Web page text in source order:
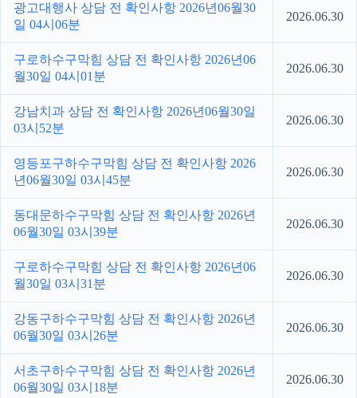
광고대행사 상담 전 확인사항 2026년06월30
일 04시06분
2026.06.30
구로하수구막힘 상담 전 확인사항 2026년06
월30일 04시01분
2026.06.30
강남치과 상담 전 확인사항 2026년06월30일
03시52분
2026.06.30
영등포구하수구막힘 상담 전 확인사항 2026
년06월30일 03시45분
2026.06.30
동대문하수구막힘 상담 전 확인사항 2026년
06월30일 03시39분
2026.06.30
구로하수구막힘 상담 전 확인사항 2026년06
월30일 03시31분
2026.06.30
강동구하수구막힘 상담 전 확인사항 2026년
06월30일 03시26분
2026.06.30
서초구하수구막힘 상담 전 확인사항 2026년
06월30일 03시18분
2026.06.30